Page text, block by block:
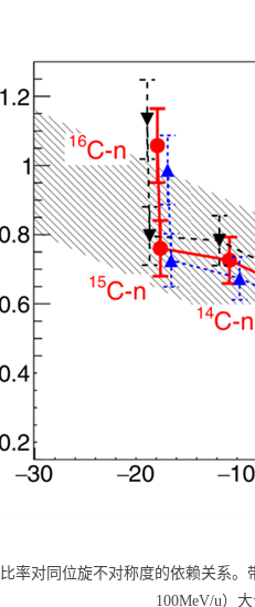
率对同位旋不对称度的依赖关系
100MeV/u）